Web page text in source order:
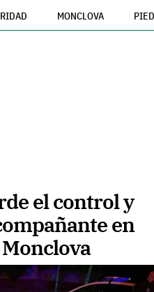
MONCLOVA
el control y
en